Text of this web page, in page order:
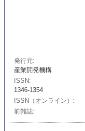
発行元
産業開発機構
ISSN
1346-1354
ISSN（オンライン）
前雑誌